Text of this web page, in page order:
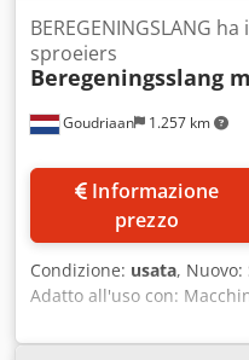
Goudriaan 1.257 km
BEREGENINGSLANG
sproeiers
Beregeningsslang
prezzo
Condizione: usata, Nuovo:
Adatto all'uso con: